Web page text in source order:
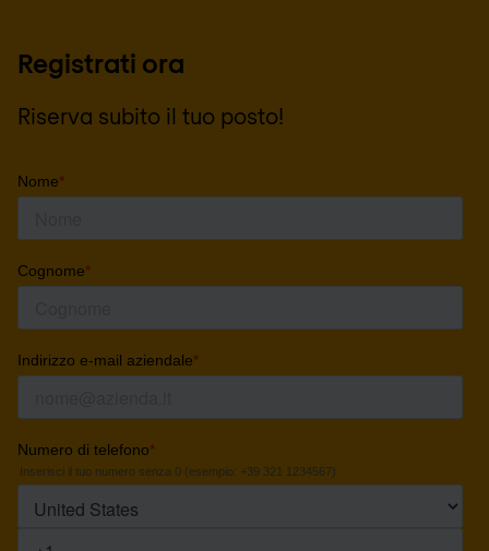
Registrati ora
Riserva subito il tuo posto!